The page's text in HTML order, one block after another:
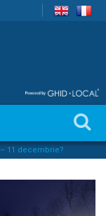
11 decembrie?